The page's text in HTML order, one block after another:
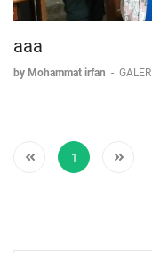
aaa
by Mohammat irfan - GALERI
1